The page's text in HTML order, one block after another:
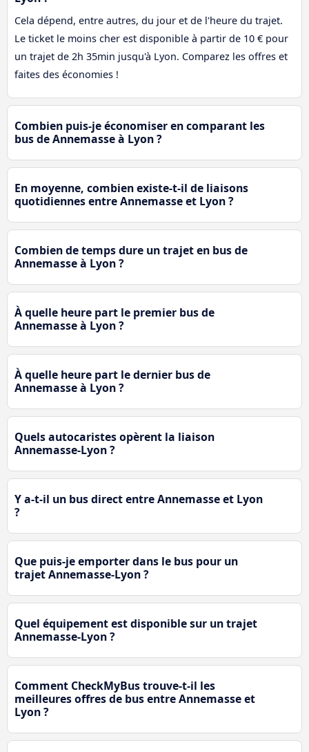
Cela dépend, entre autres, du jour et de l'heure du trajet.
Le ticket le moins cher est disponible à partir de 10 € pour
un trajet de 2h 35min jusqu'à Lyon. Comparez les offres et
faites des économies !
Combien puis-je économiser en comparant les
bus de Annemasse à Lyon ?
En moyenne, combien existe-t-il de liaisons
quotidiennes entre Annemasse et Lyon ?
Combien de temps dure un trajet en bus de
Annemasse à Lyon ?
À quelle heure part le premier bus de
Annemasse à Lyon ?
À quelle heure part le dernier bus de
Annemasse à Lyon ?
Quels autocaristes opèrent la liaison
Annemasse-Lyon ?
Y a-t-il un bus direct entre Annemasse et Lyon
?
Que puis-je emporter dans le bus pour un
trajet Annemasse-Lyon ?
Quel équipement est disponible sur un trajet
Annemasse-Lyon ?
Comment CheckMyBus trouve-t-il les
meilleures offres de bus entre Annemasse et
Lyon ?